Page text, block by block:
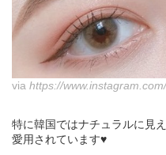
via https://
特に韓国ではナチュラルに見
愛用されています♥